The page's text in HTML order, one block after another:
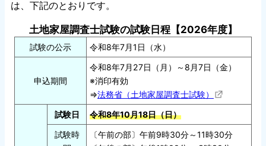
は、下記のとおりです。
土地家屋調査士試験の試験日程【2026年度】
試験の公示 令和8年7月1日（水）
申込期間
令和8年7月27日（月）～8月7日（金）
※消印有効
⇒法務省（土地家屋調査士試験）
試験日
令和8年10月18日（日）
試験時
〔午前の部〕午前9時30分～11時30分